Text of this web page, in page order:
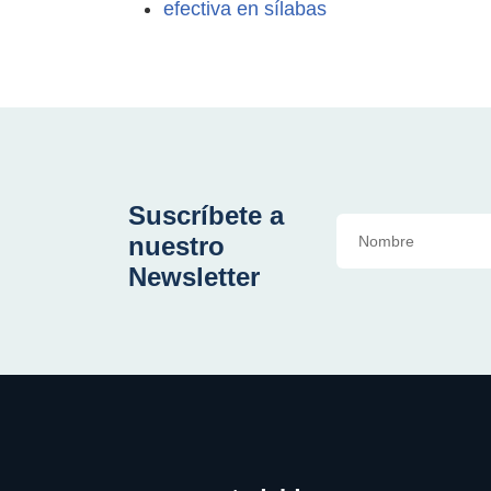
efectiva en sílabas
Suscríbete a
nuestro
Newsletter